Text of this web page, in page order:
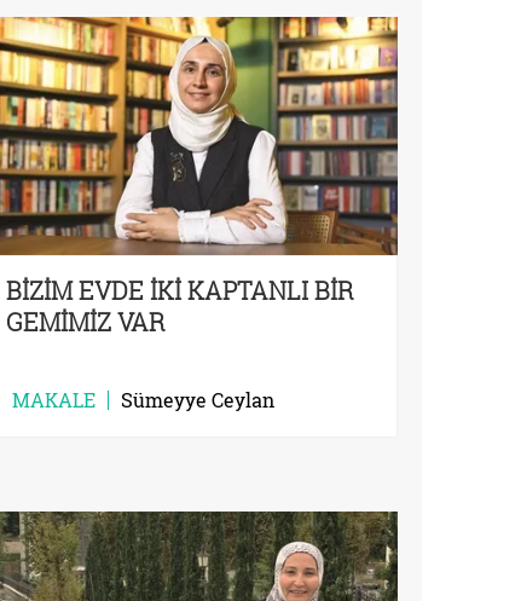
BİZİM EVDE İKİ KAPTANLI BİR
GEMİMİZ VAR
MAKALE Sümeyye Ceylan